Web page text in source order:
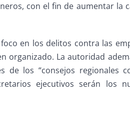
con el fin de aumentar la
en los delitos contra las
organizado. La autoridad
los “consejos regionales
ejecutivos serán los